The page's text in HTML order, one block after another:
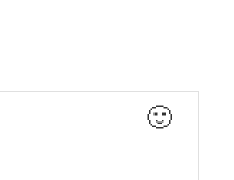
🙂